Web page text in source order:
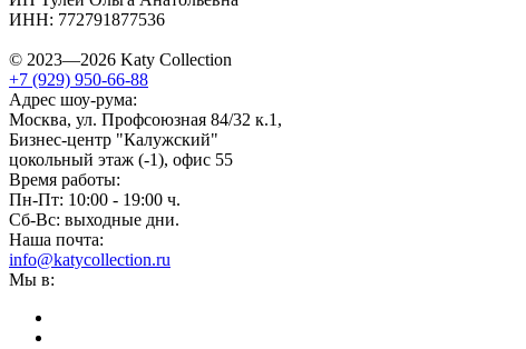
ИНН: 772791877536
© 2023—2026 Katy Collection
+7 (929) 950-66-88
Адрес шоу-рума:
Москва, ул. Профсоюзная 84/32 к.1,
Бизнес-центр "Калужский"
цокольный этаж (-1), офис 55
Время работы:
Пн-Пт: 10:00 - 19:00 ч.
Сб-Вс: выходные дни.
Наша почта:
info@katycollection.ru
Мы в: